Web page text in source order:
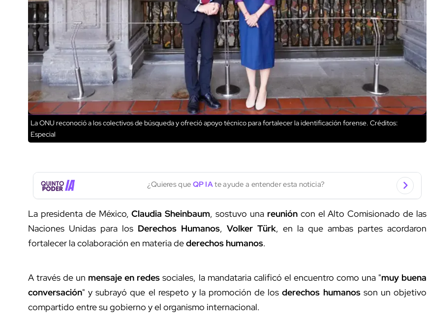
La ONU reconoció a los colectivos de búsqueda y ofreció apoyo técnico para fortalecer la identificación forense. Créditos:
Especial
¿Quieres que QP IAte ayude a entender esta noticia?
La presidenta de México,Claudia Sheinbaum, sostuvo una reunióncon el Alto Comisionado de las
Naciones Unidas para los Derechos Humanos, Volker Türk, en la que ambas partes acordaron
fortalecer la colaboración en materia dederechos humanos.
A través de un mensaje en redes sociales, la mandataria calificó el encuentro como una "muy buena
conversación" y subrayó que el respeto y la promoción de losderechos humanosson un objetivo
compartido entre su gobierno y el organismo internacional.